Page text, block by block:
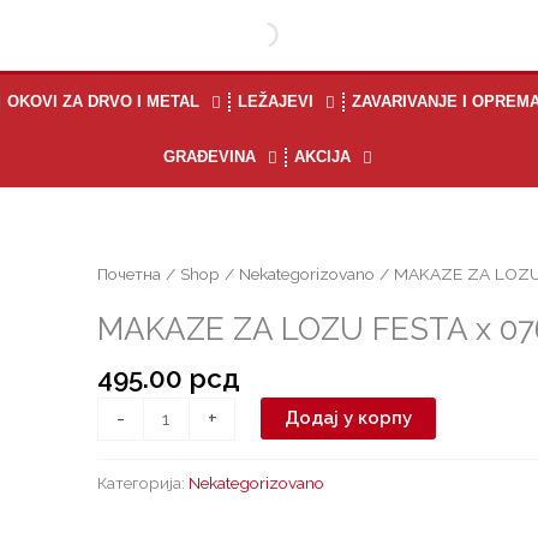
OKOVI ZA DRVO I METAL LEŽAJEVI ZAVARIVANJE I
GRAĐEVINA AKCIJA
Почетна / Shop / Nekategorizovano / MAKAZE ZA
MAKAZE ZA LOZU FESTA x
495.00 рсд
-
MAKAZE
LOZU
x
07603
+ Додај у корпу
Категорија: Nekategorizovano